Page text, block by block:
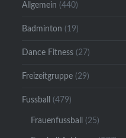
Allgemein (440)
Badminton (19)
Dance Fitness (27)
Freizeitgruppe (29)
Fussball (479)
Frauenfussball (25)